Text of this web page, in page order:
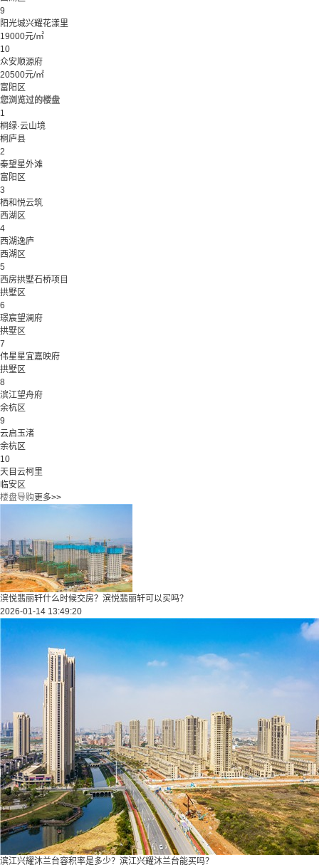
9
阳光城兴耀花漾里
19000元/㎡
10
众安顺源府
20500元/㎡
富阳区
您浏览过的楼盘
1
桐绿·云山境
桐庐县
2
秦望星外滩
富阳区
3
栖和悦云筑
西湖区
4
西湖逸庐
西湖区
5
西房拱墅石桥项目
拱墅区
6
璟宸望澜府
拱墅区
7
伟星星宜嘉映府
拱墅区
8
滨江望舟府
余杭区
9
云启玉渚
余杭区
10
天目云柯里
临安区
楼盘导购更多>>
滨悦翡丽轩什么时候交房？滨悦翡丽轩可以买吗？
2026-01-14 13:49:20
滨江兴耀沐兰台容积率是多少？滨江兴耀沐兰台能买吗？